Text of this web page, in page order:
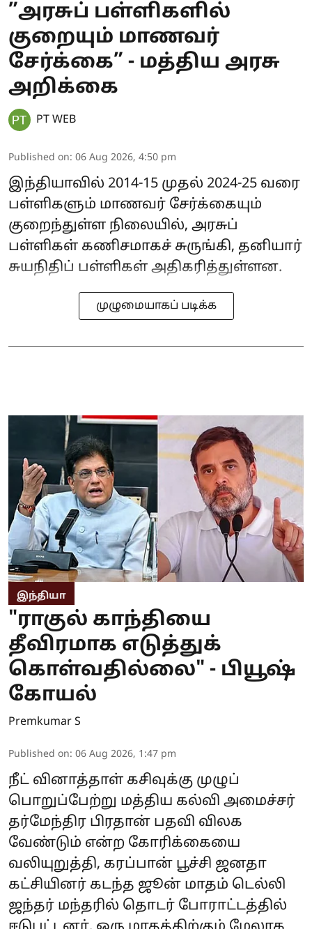
”அரசுப் பள்ளிகளில்
குறையும் மாணவர்
சேர்க்கை” - மத்திய அரசு
அறிக்கை
PT WEB
Published on: 06 Aug 2026, 4:50 pm
இந்தியாவில் 2014-15 முதல் 2024-25 வரை
பள்ளிகளும் மாணவர் சேர்க்கையும்
குறைந்துள்ள நிலையில், அரசுப்
பள்ளிகள் கணிசமாகச் சுருங்கி, தனியார்
சுயநிதிப் பள்ளிகள் அதிகரித்துள்ளன.
முழுமையாகப் படிக்க
இந்தியா
"ராகுல் காந்தியை
தீவிரமாக எடுத்துக்
கொள்வதில்லை" - பியூஷ்
கோயல்
Premkumar S
Published on: 06 Aug 2026, 1:47 pm
நீட் வினாத்தாள் கசிவுக்கு முழுப்
பொறுப்பேற்று மத்திய கல்வி அமைச்சர்
தர்மேந்திர பிரதான் பதவி விலக
வேண்டும் என்ற கோரிக்கையை
வலியுறுத்தி, கரப்பான் பூச்சி ஜனதா
கட்சியினர் கடந்த ஜூன் மாதம் டெல்லி
ஜந்தர் மந்தரில் தொடர் போராட்டத்தில்